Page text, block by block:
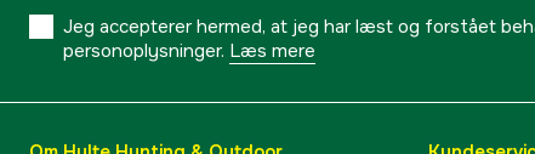
Jeg accepterer hermed, at jeg har læst og forstået
personoplysninger. Læs mere